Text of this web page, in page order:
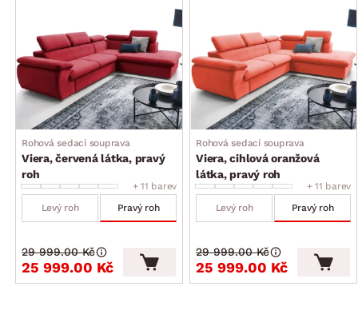
dodáváno bez malých dekoračních polštářků
dodáváno v částečném demontu
Rohová sedací souprava
Viera, červená látka, pravý
roh
+ 11 barev
Levý roh
Pravý roh
25 999.00 Kč
29 999.00 Kč
Rohová sedací souprava
Viera, cihlová oranžová
látka, pravý roh
+ 11 barev
Levý roh
Pravý roh
25 999.00 Kč
29 999.00 Kč